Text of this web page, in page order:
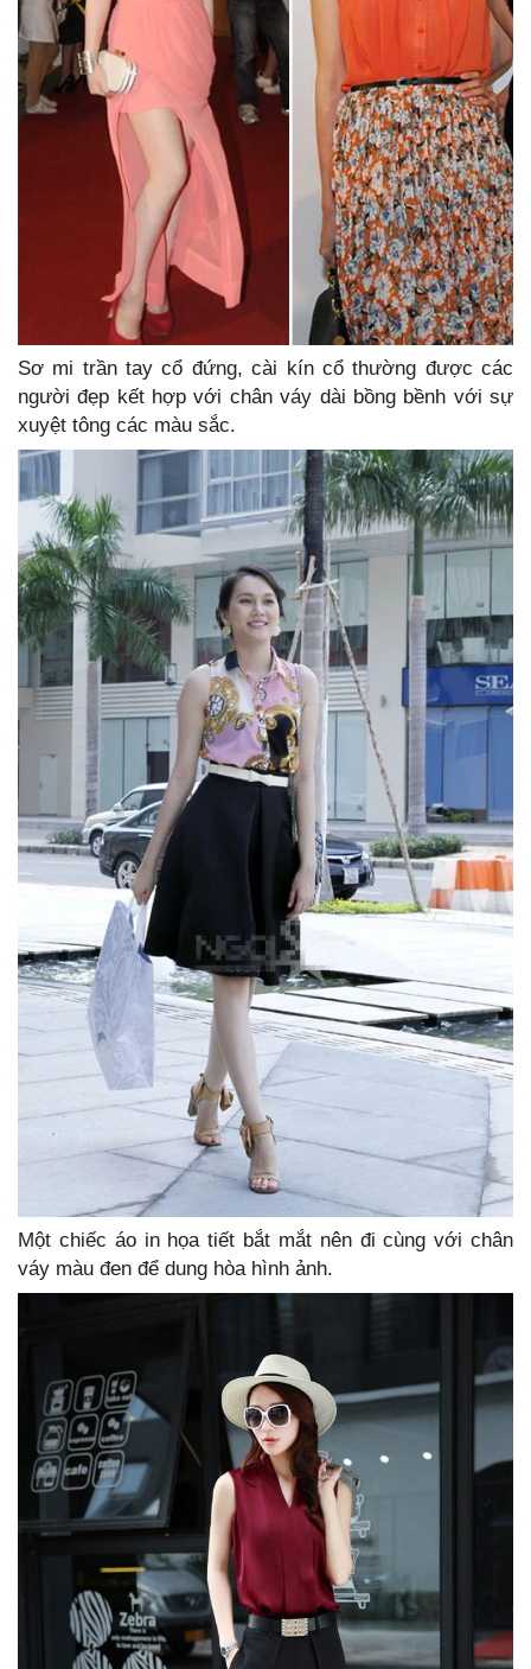
Sơ mi trần tay cổ đứng, cài kín cổ thường được các
người đẹp kết hợp với chân váy dài bồng bềnh với sự
xuyệt tông các màu sắc.
Một chiếc áo in họa tiết bắt mắt nên đi cùng với chân
váy màu đen để dung hòa hình ảnh.